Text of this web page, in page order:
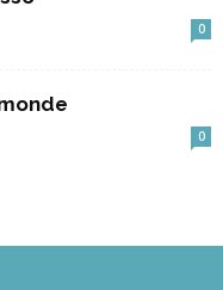
0
0